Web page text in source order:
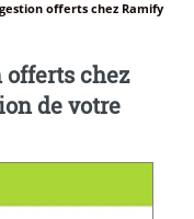
offerts chez Ramify
offerts chez
de votre